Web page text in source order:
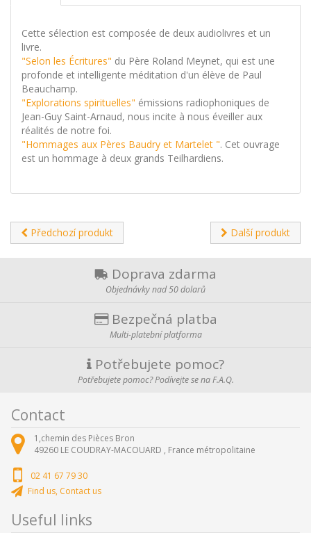
Cette sélection est composée de deux audiolivres et un
livre.
"Selon les Écritures" du Père Roland Meynet, qui est une
profonde et intelligente méditation d'un élève de Paul
Beauchamp.
"Explorations spirituelles" émissions radiophoniques de
Jean-Guy Saint-Arnaud, nous incite à nous éveiller aux
réalités de notre foi.
"Hommages aux Pères Baudry et Martelet ". Cet ouvrage
est un hommage à deux grands Teilhardiens.
Předchozí produkt Další produkt
Doprava zdarma
Objednávky nad 50 dolarů
Bezpečná platba
Multi-platební platforma
Potřebujete pomoc?
Potřebujete pomoc? Podívejte se na F.A.Q.
Contact
1,chemin des Pièces Bron
49260 LE COUDRAY-MACOUARD , France métropolitaine
02 41 67 79 30
Find us, Contact us
Useful links